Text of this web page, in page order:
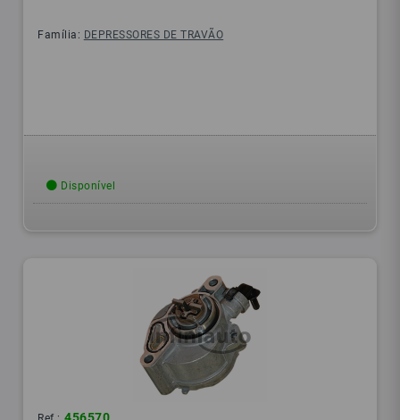
Família: DEPRESSORES DE TRAVÃO
Disponível